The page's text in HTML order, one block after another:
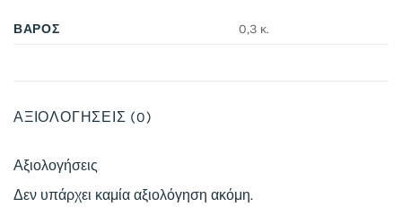
ΒΆΡΟΣ 0,3 κ.
ΑΞΙΟΛΟΓΉΣΕΙΣ (0)
Αξιολογήσεις
Δεν υπάρχει καμία αξιολόγηση ακόμη.